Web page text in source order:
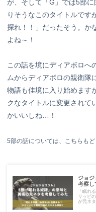
が、そして「G」では5部
りそうなこのタイトルです
探れ！！」だったそう。か
よね～！
この話を境にディアボロへ
ムからディアボロの親衛隊
物語も佳境に入り始めます
クなタイトルに変更されて
かいいしね…！
5部の話については、こちらもど
ジョ
考察し
「眠れ
リッピ
が元ネ